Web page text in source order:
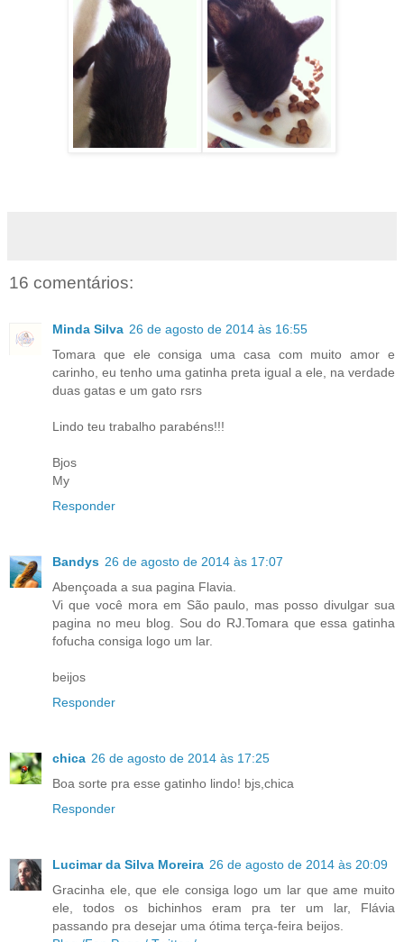
16 comentários:
Minda Silva 26 de agosto de 2014 às 16:55
Tomara que ele consiga uma casa com muito amor e
carinho, eu tenho uma gatinha preta igual a ele, na verdade
duas gatas e um gato rsrs
Lindo teu trabalho parabéns!!!
Bjos
My
Responder
Bandys 26 de agosto de 2014 às 17:07
Abençoada a sua pagina Flavia.
Vi que você mora em São paulo, mas posso divulgar sua
pagina no meu blog. Sou do RJ.Tomara que essa gatinha
fofucha consiga logo um lar.
beijos
Responder
chica 26 de agosto de 2014 às 17:25
Boa sorte pra esse gatinho lindo! bjs,chica
Responder
Lucimar da Silva Moreira 26 de agosto de 2014 às 20:09
Gracinha ele, que ele consiga logo um lar que ame muito
ele, todos os bichinhos eram pra ter um lar, Flávia
passando pra desejar uma ótima terça-feira beijos.